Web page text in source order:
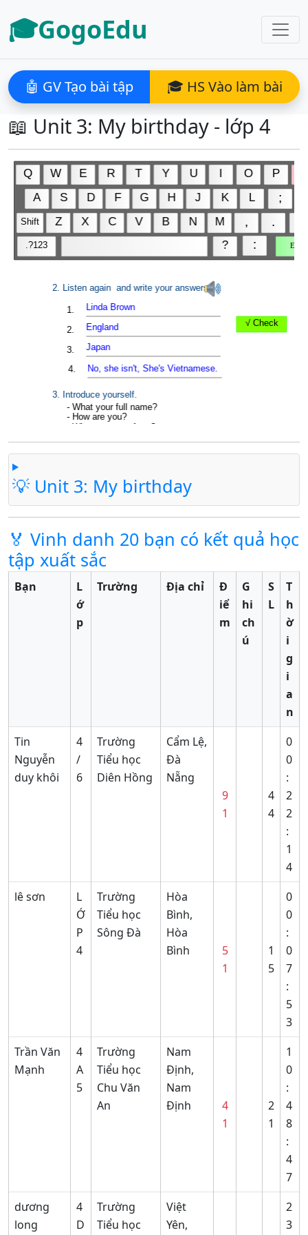
🎓GogoEdu
🤖 GV Tạo bài tập 🎓 HS Vào làm bài
📖 Unit 3: My birthday - lớp 4
💡 Unit 3: My birthday
🏅 Vinh danh 20 bạn có kết quả học
tập xuất sắc
Bạn
L
ớ
p
Trường Địa chỉ
Đ
iể
m
G
hi
ch
ú
S
L
T
h
ờ
i
g
i
a
n
Tin
Nguyễn
duy khôi
4
/
6
Trường
Tiểu học
Diên Hồng
Cẩm Lệ,
Đà
Nẵng
9
1
4
4
0
0
:
2
2
:
1
4
lê sơn
L
Ớ
P
4
Trường
Tiểu học
Sông Đà
Hòa
Bình,
Hòa
Bình
5
1
1
5
0
0
:
0
7
:
5
3
Trần Văn
Mạnh
4
A
5
Trường
Tiểu học
Chu Văn
An
Nam
Định,
Nam
Định
4
1
2
1
1
0
:
4
8
:
4
7
dương
long
4
D
Trường
Tiểu học
Việt
Yên,
2
3